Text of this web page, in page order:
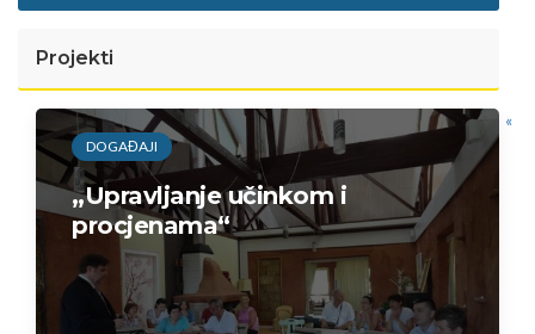
Projekti
DOGAĐAJI
„Upravljanje učinkom i
procjenama“
«